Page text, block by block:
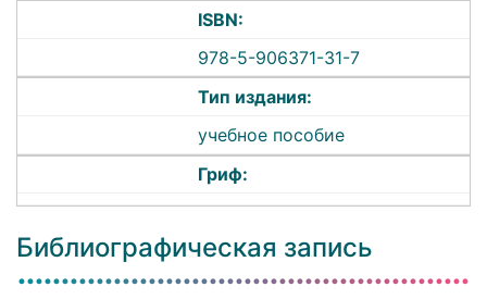
ISBN:
978-5-906371-31-7
Тип издания:
учебное пособие
Гриф:
Библиографическая запись